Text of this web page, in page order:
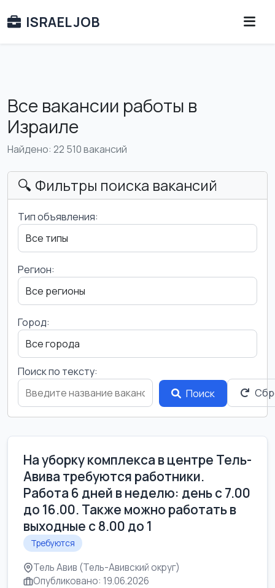
ISRAEL JOB
Все вакансии работы в
Израиле
Найдено: 22 510 вакансий
🔍 Фильтры поиска вакансий
Тип объявления:
Регион:
Город:
Поиск по тексту:
Поиск
На уборку комплекса в центре Тель-
Авива требуются работники.
Работа 6 дней в неделю: день с 7.00
до 16.00. Также можно работать в
выходные с 8.00 до 1
Требуются
Тель Авив (Тель-Авивский округ)
Опубликовано: 19.06.2026